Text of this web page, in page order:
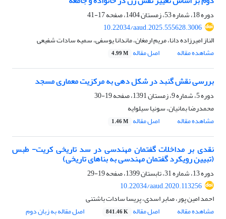
دوره 18، شماره 53، زمستان 1404، صفحه
17-41
10.22034/aaud.2025.555628.3006
الناز امیرزاده دانا، مریم ارمغان، ماندانا یوسفی، سمیه سادات شفیعی
مشاهده مقاله
اصل مقاله 4.99 M
بررسی نقش گنبد در شکل دهی به مرکزیت معماری مسجد
دوره 5، شماره 9، زمستان 1391، صفحه
19-30
محمدرضا بمانیان، سونیا سیلوایه
مشاهده مقاله
اصل مقاله 1.46 M
نقدی بر مداخلات گفتمان مهندسی در سد تاریخی کریت- طبس
(تبیین رویکرد گفتمان مهندسی به بناهای تاریخی)
دوره 13، شماره 31، تابستان 1399، صفحه
19-29
10.22034/aaud.2020.113256
احمد امین پور، صابر اسدی، پریسا سادات باشتنی
مشاهده مقاله
اصل مقاله 841.46 K اصل مقاله به زبان دوم